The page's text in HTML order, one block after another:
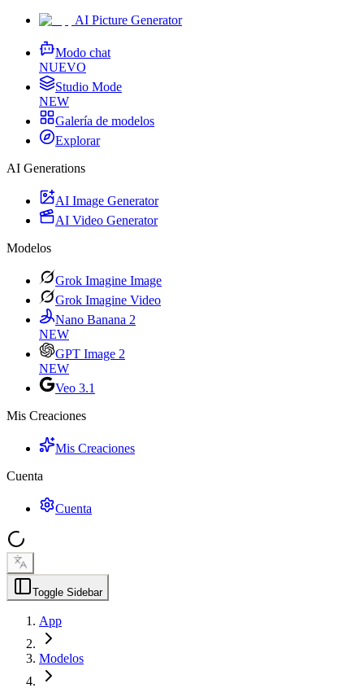
AI Picture Generator
Modo chat
NUEVO
Studio Mode
NEW
Galería de modelos
Explorar
AI Generations
AI Image Generator
AI Video Generator
Modelos
Grok Imagine Image
Grok Imagine Video
Nano Banana 2
NEW
GPT Image 2
NEW
Veo 3.1
Mis Creaciones
Mis Creaciones
Cuenta
Cuenta
Toggle Sidebar
App
Modelos